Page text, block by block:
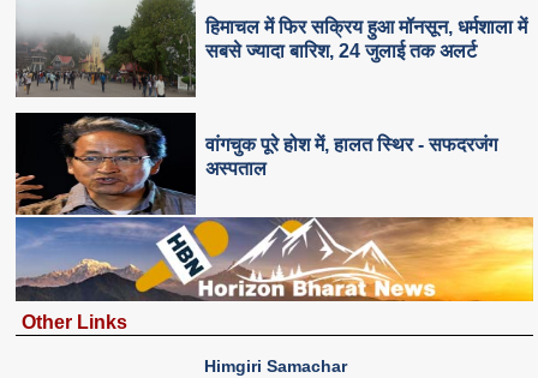
हिमाचल में फिर सक्रिय हुआ मॉनसून, धर्मशाला में
सबसे ज्यादा बारिश, 24 जुलाई तक अलर्ट
वांगचुक पूरे होश में, हालत स्थिर - सफदरजंग
अस्पताल
Other Links
Himgiri Samachar